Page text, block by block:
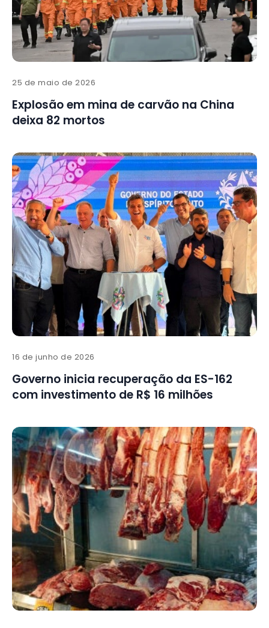
25 de maio de 2026
Explosão em mina de carvão na China
deixa 82 mortos
16 de junho de 2026
Governo inicia recuperação da ES-162
com investimento de R$ 16 milhões